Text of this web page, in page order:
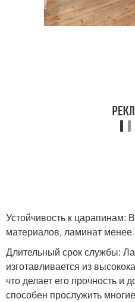
Устойчивость к царапинам:
материалов, ламинат
Длительный срок службы:
изготавливается из
что делает его прочность и
способен прослужить